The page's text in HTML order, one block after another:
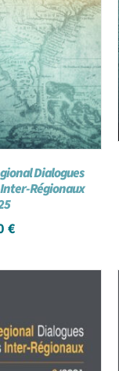
Dialogues
Régionaux
€